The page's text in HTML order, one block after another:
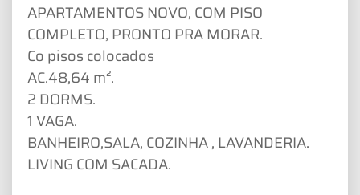
APARTAMENTOS NOVO, COM PISO
COMPLETO, PRONTO PRA MORAR.
Co pisos colocados
AC.48,64 m².
2 DORMS.
1 VAGA.
BANHEIRO,SALA, COZINHA , LAVANDERIA.
LIVING COM SACADA.